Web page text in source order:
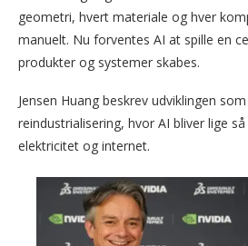
geometri, hvert materiale og hver
manuelt. Nu forventes AI at spille en
produkter og systemer skabes.
Jensen Huang beskrev udviklingen
reindustrialisering, hvor AI bliver lige
elektricitet og internet.